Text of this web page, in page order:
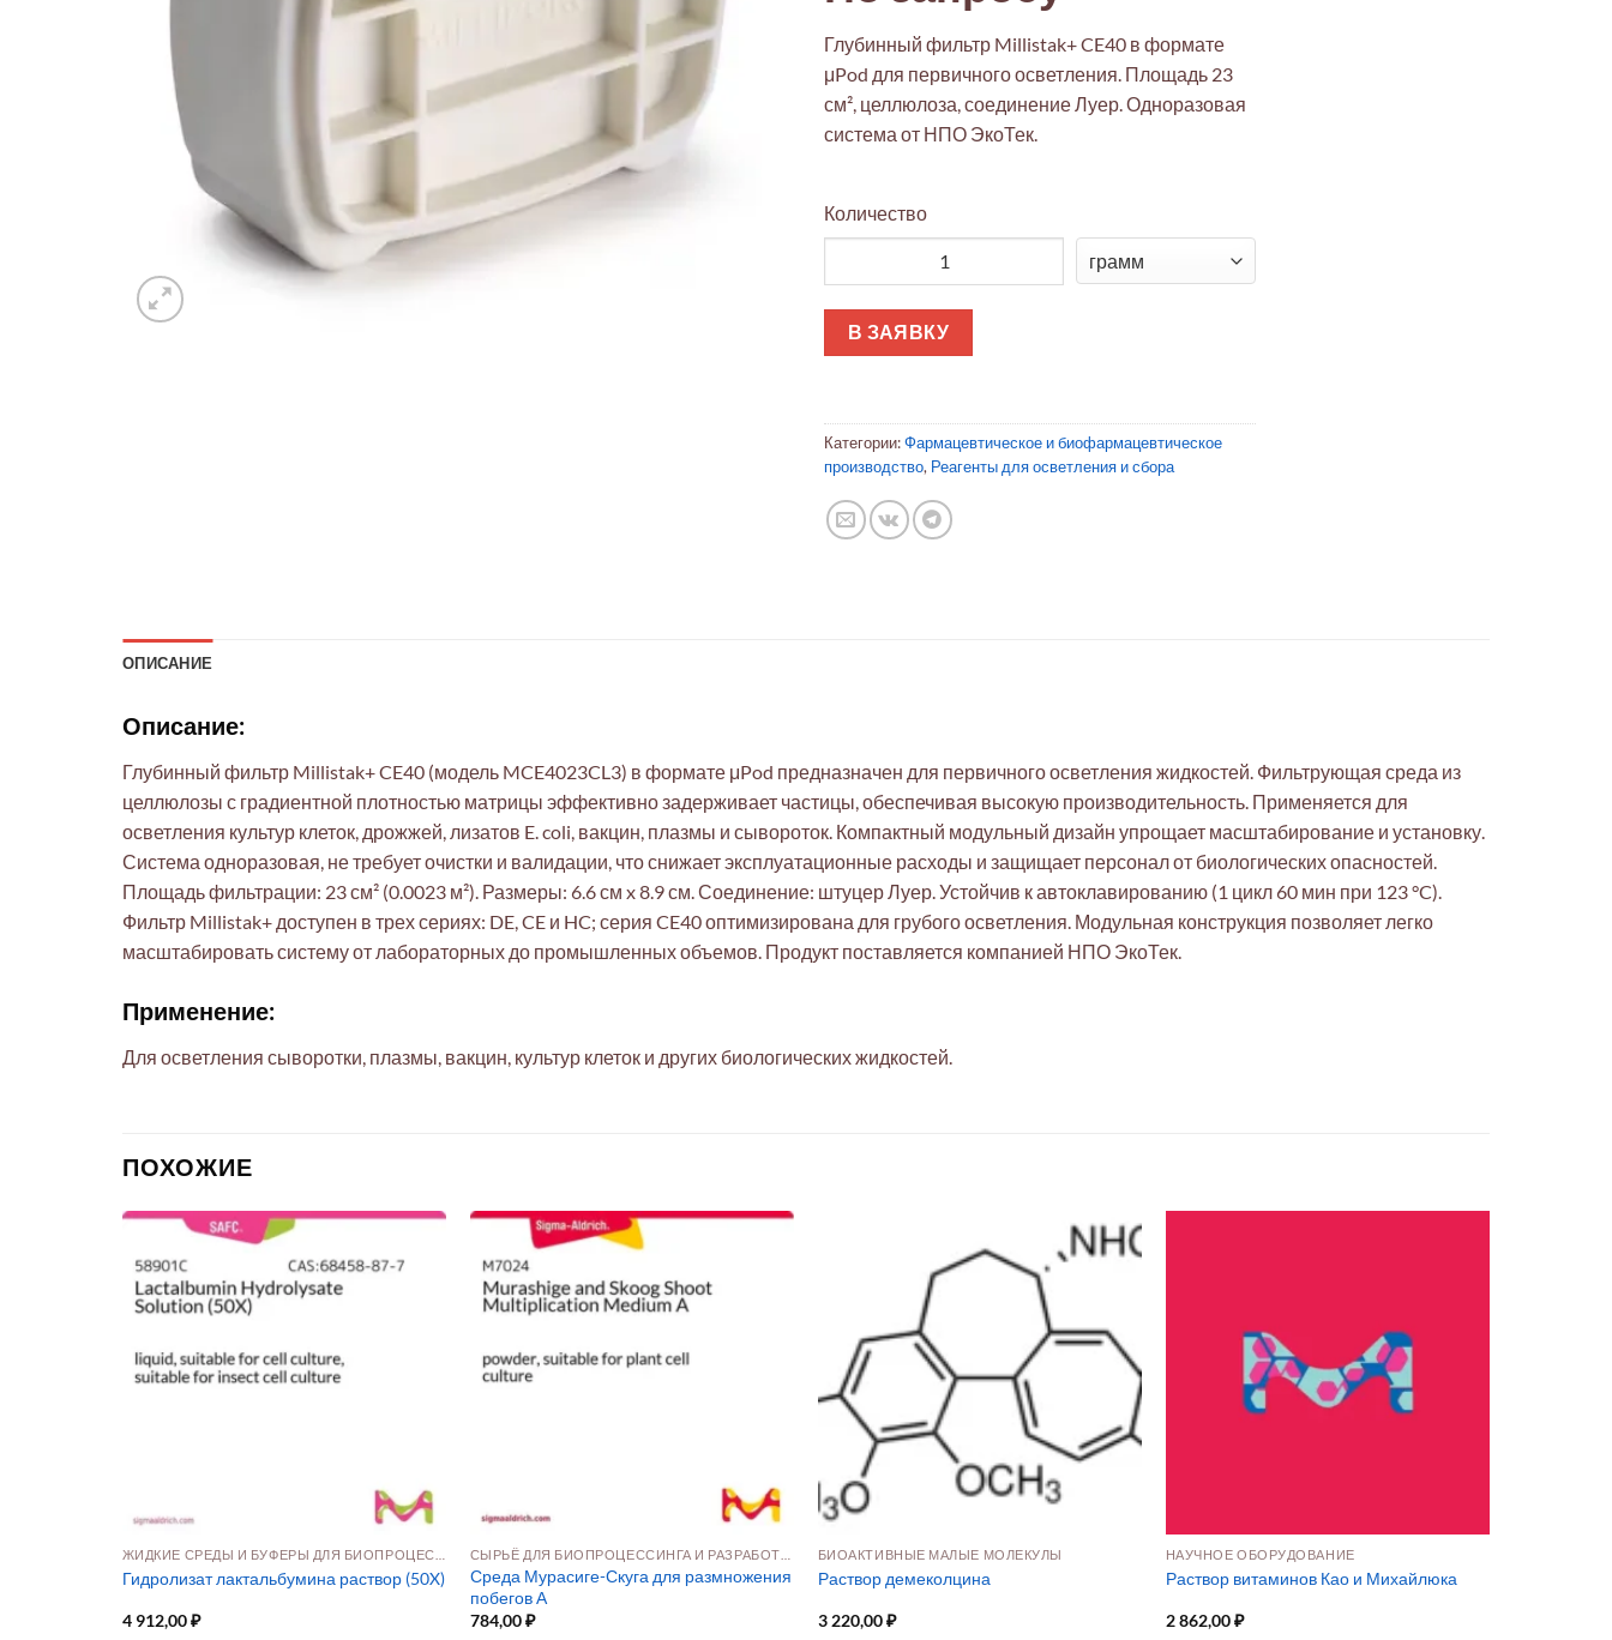
Глубинный фильтр Millistak+ CE40 в формате
μPod для первичного осветления. Площадь 23
см², целлюлоза, соединение Луер. Одноразовая
система от НПО ЭкоТек.
Количество
В ЗАЯВКУ
Категории:Фармацевтическое и биофармацевтическое
производство, Реагенты для осветления и сбора
ОПИСАНИЕ
Описание:
Глубинный фильтр Millistak+ CE40 (модель MCE4023CL3) в формате μPod предназначен для первичного осветления жидкостей. Фильтрующая среда из
целлюлозы с градиентной плотностью матрицы эффективно задерживает частицы, обеспечивая высокую производительность. Применяется для
осветления культур клеток, дрожжей, лизатов E. coli, вакцин, плазмы и сывороток. Компактный модульный дизайн упрощает масштабирование и установку.
Система одноразовая, не требует очистки и валидации, что снижает эксплуатационные расходы и защищает персонал от биологических опасностей.
Площадь фильтрации: 23 см² (0.0023 м²). Размеры: 6.6 см x 8.9 см. Соединение: штуцер Луер. Устойчив к автоклавированию (1 цикл 60 мин при 123 °C).
Фильтр Millistak+ доступен в трех сериях: DE, CE и HC; серия CE40 оптимизирована для грубого осветления. Модульная конструкция позволяет легко
масштабировать систему от лабораторных до промышленных объемов. Продукт поставляется компанией НПО ЭкоТек.
Применение:
Для осветления сыворотки, плазмы, вакцин, культур клеток и других биологических жидкостей.
ПОХОЖИЕ
Гидролизат лактальбумина раствор (50X)
4 912,00₽
Среда Мурасиге-Скуга для размножения
побегов А
784,00₽
БИОАКТИВНЫЕ МАЛЫЕ МОЛЕКУЛЫ
Раствор демеколцина
3 220,00₽
НАУЧНОЕ ОБОРУДОВАНИЕ
Раствор витаминов Као и Михайлюка
2 862,00₽